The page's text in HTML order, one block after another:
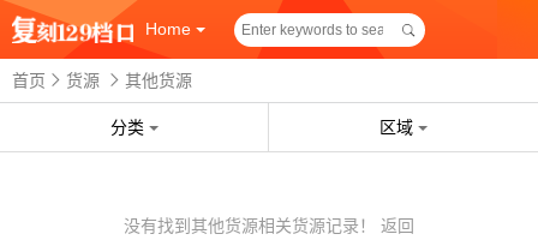
Home
首页 货源 其他货源
分类 区域
没有找到其他货源相关货源记录！ 返回